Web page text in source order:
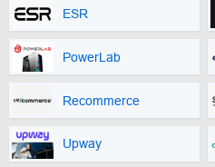
ESR
PowerLab
Recommerce
Upway